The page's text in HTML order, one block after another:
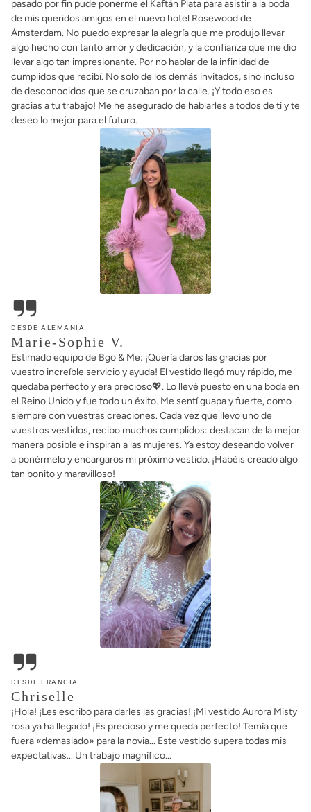
gracias a tu trabajo! Me he asegurado de hablarles a todos de ti y te
deseo lo mejor para el futuro.
Marie-Sophie V.
Estimado equipo de Bgo & Me: ¡Quería daros las gracias por
vuestro increíble servicio y ayuda! El vestido llegó muy rápido, me
quedaba perfecto y era precioso💖. Lo llevé puesto en una boda en
el Reino Unido y fue todo un éxito. Me sentí guapa y fuerte, como
siempre con vuestras creaciones. Cada vez que llevo uno de
vuestros vestidos, recibo muchos cumplidos: destacan de la mejor
manera posible e inspiran a las mujeres. Ya estoy deseando volver
a ponérmelo y encargaros mi próximo vestido. ¡Habéis creado algo
tan bonito y maravilloso!
¡Hola! ¡Les escribo para darles las gracias! ¡Mi vestido Aurora Misty
rosa ya ha llegado! ¡Es precioso y me queda perfecto! Temía que
fuera «demasiado» para la novia... Este vestido supera todas mis
expectativas... Un trabajo magnífico...